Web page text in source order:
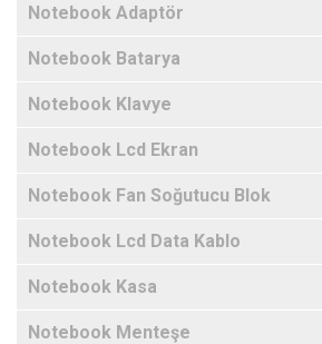
Notebook Adaptör
Notebook Batarya
Notebook Klavye
Notebook Lcd Ekran
Notebook Fan Soğutucu Blok
Notebook Lcd Data Kablo
Notebook Kasa
Notebook Menteşe